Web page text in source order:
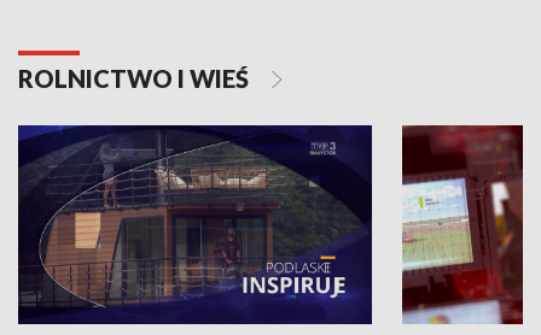
ROLNICTWO I WIEŚ